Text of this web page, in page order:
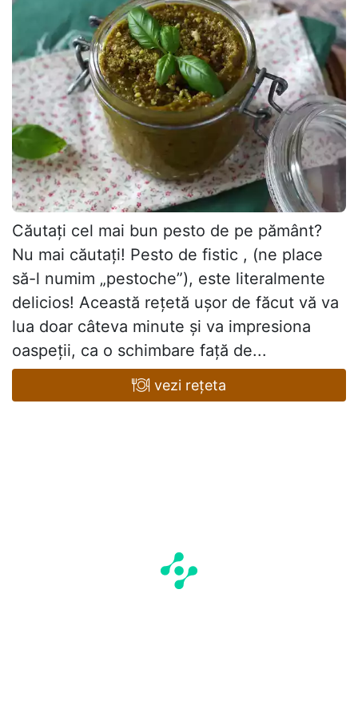
Căutați cel mai bun pesto de pe pământ?
Nu mai căutați! Pesto de fistic , (ne place
să-l numim „pestoche”), este literalmente
delicios! Această rețetă ușor de făcut vă va
lua doar câteva minute și va impresiona
oaspeții, ca o schimbare față de...
vezi rețeta